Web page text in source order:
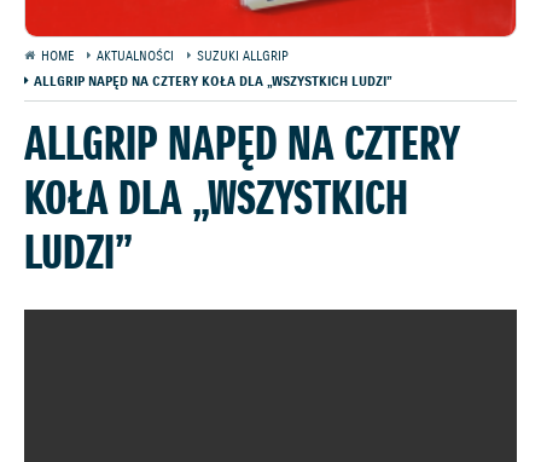
HOME AKTUALNOŚCI
SUZUKI ALLGRIP
ALLGRIP NAPĘD NA CZTERY KOŁA DLA „WSZYSTKICH LUDZI”
ALLGRIP NAPĘD NA CZTERY
KOŁA DLA „WSZYSTKICH
LUDZI”